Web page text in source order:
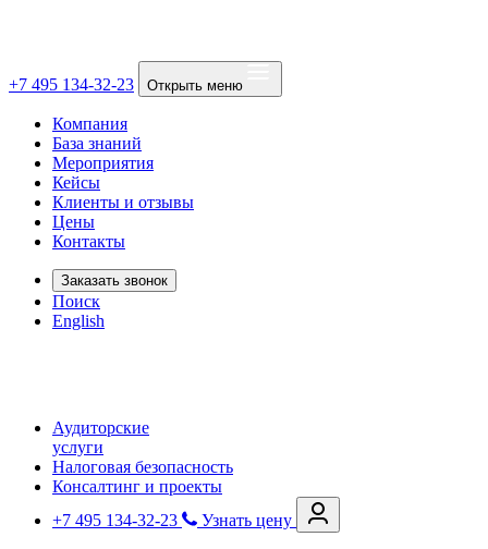
+7 495 134-32-23 Открыть меню
Компания
База знаний
Мероприятия
Кейсы
Клиенты и отзывы
Цены
Контакты
Заказать звонок
Поиск
English
Аудиторские
услуги
Налоговая безопасность
Консалтинг и проекты
+7 495 134-32-23
Узнать цену